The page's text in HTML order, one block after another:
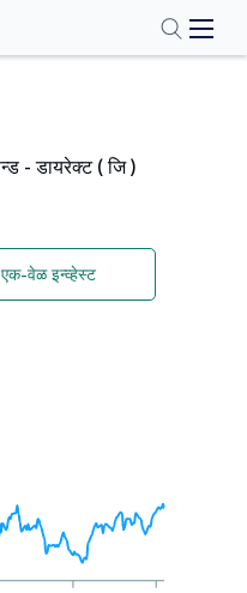
- डायरेक्ट ( जि )
एक-वेळ इन्व्हेस्ट